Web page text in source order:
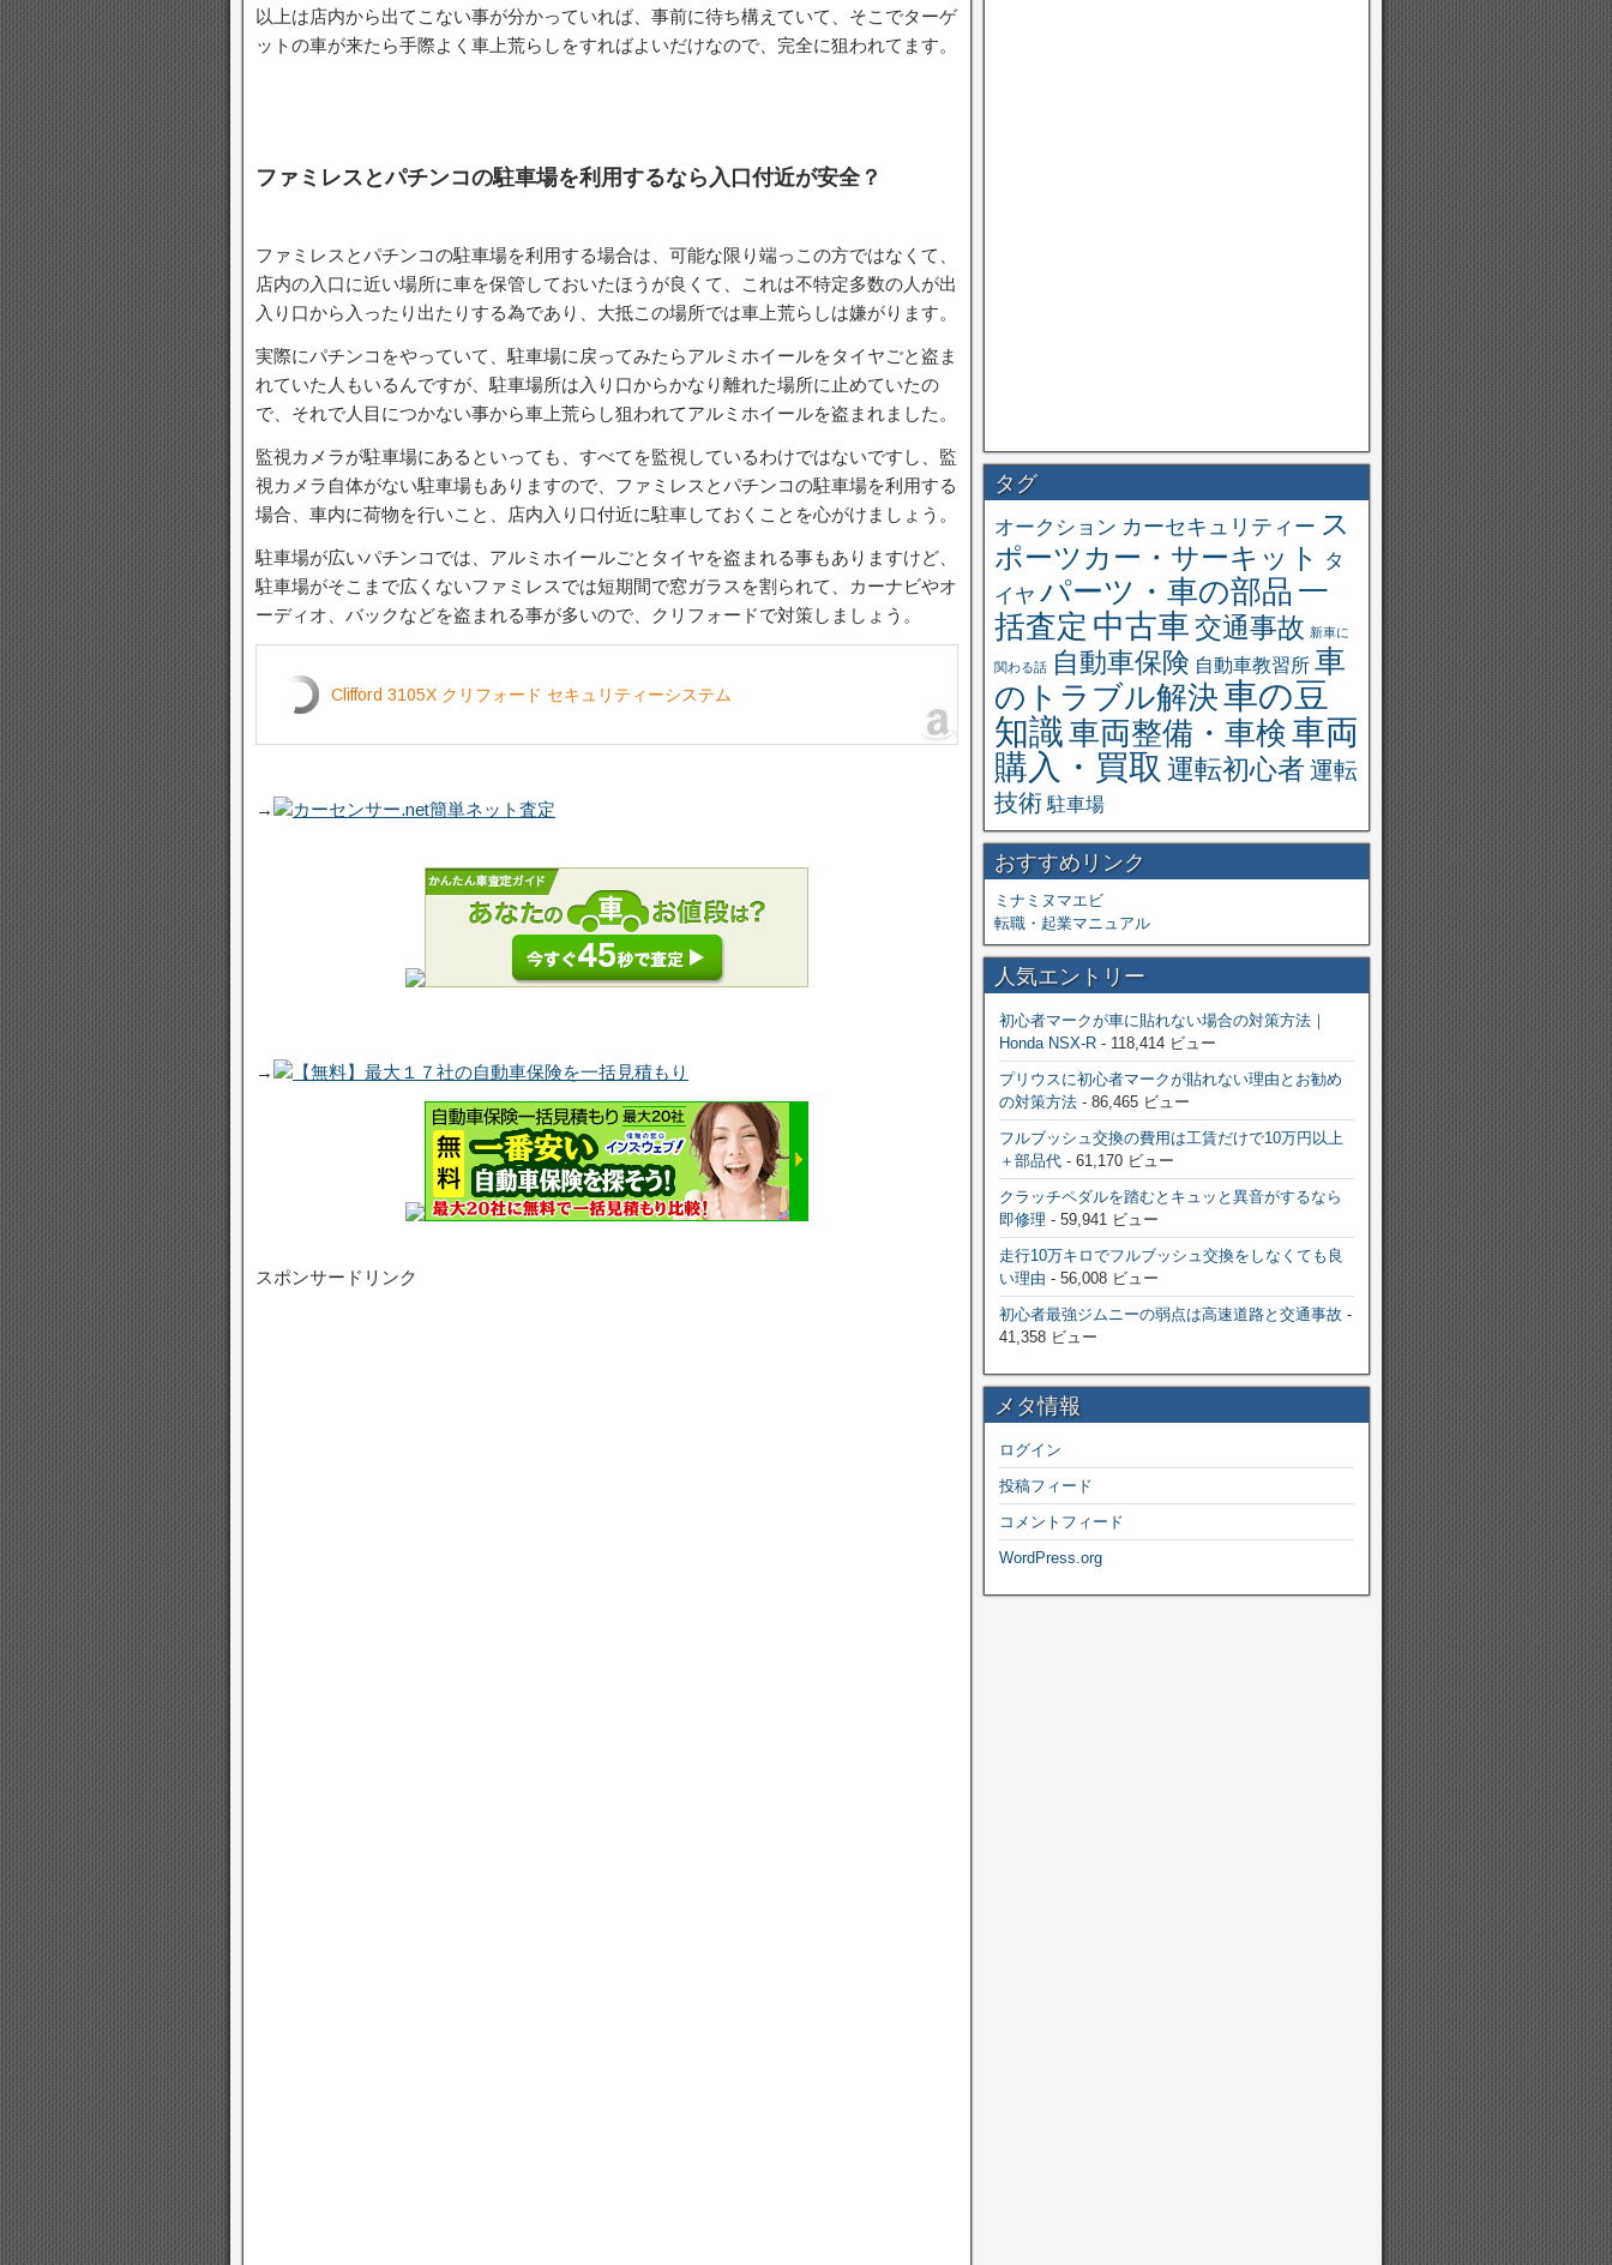
以上は店内から出てこない事が分かっていれば、事前に待ち構えていて、そこでターゲ
ットの車が来たら手際よく車上荒らしをすればよいだけなので、完全に狙われてます。
ファミレスとパチンコの駐車場を利用するなら入口付近が安全？
ファミレスとパチンコの駐車場を利用する場合は、可能な限り端っこの方ではなくて、
店内の入口に近い場所に車を保管しておいたほうが良くて、これは不特定多数の人が出
入り口から入ったり出たりする為であり、大抵この場所では車上荒らしは嫌がります。
実際にパチンコをやっていて、駐車場に戻ってみたらアルミホイールをタイヤごと盗ま
れていた人もいるんですが、駐車場所は入り口からかなり離れた場所に止めていたの
で、それで人目につかない事から車上荒らし狙われてアルミホイールを盗まれました。
監視カメラが駐車場にあるといっても、すべてを監視しているわけではないですし、監
視カメラ自体がない駐車場もありますので、ファミレスとパチンコの駐車場を利用する
場合、車内に荷物を行いこと、店内入り口付近に駐車しておくことを心がけましょう。
駐車場が広いパチンコでは、アルミホイールごとタイヤを盗まれる事もありますけど、
駐車場がそこまで広くないファミレスでは短期間で窓ガラスを割られて、カーナビやオ
ーディオ、バックなどを盗まれる事が多いので、クリフォードで対策しましょう。
Clifford 3105X クリフォード セキュリティーシステム
→ カーセンサー.net簡単ネット査定
→ 【無料】最大１７社の自動車保険を一括見積もり
スポンサードリンク
タグ
オークション カーセキュリティー ス
ポーツカー・サーキット
タ
イヤ パーツ・車の部品 一
括査定 中古車 交通事故 新車に
関わる話 自動車保険 自動車教習所 車
のトラブル解決車の豆
知識車両整備・車検車両
購入・買取 運転初心者 運転
技術 駐車場
おすすめリンク
ミナミヌマエビ
転職・起業マニュアル
人気エントリー
初心者マークが車に貼れない場合の対策方法｜
Honda NSX-R- 118,414 ビュー
プリウスに初心者マークが貼れない理由とお勧め
の対策方法- 86,465 ビュー
フルブッシュ交換の費用は工賃だけで10万円以上
＋部品代- 61,170 ビュー
クラッチペダルを踏むとキュッと異音がするなら
即修理 - 59,941 ビュー
走行10万キロでフルブッシュ交換をしなくても良
い理由 - 56,008 ビュー
初心者最強ジムニーの弱点は高速道路と交通事故 -
41,358 ビュー
メタ情報
ログイン
投稿フィード
コメントフィード
WordPress.org